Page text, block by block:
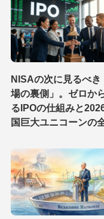
NISAの次に見るべき
場の裏側」。ゼロか
るIPOの仕組みと
国巨大ユニコーンの